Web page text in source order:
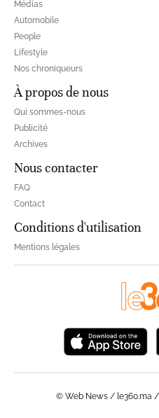
Médias
Automobile
People
Lifestyle
Nos chroniqueurs
À propos de nous
Qui sommes-nous
Publicité
Archives
Nous contacter
FAQ
Contact
Conditions d'utilisation
Mentions légales
© Web News / le360.ma /